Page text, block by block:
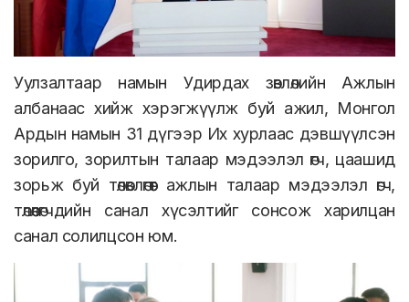
Уулзалтаар намын Удирдах зөвлөлийн Ажлын
албанаас хийж хэрэгжүүлж буй ажил, Монгол
Ардын намын 31 дүгээр Их хурлаас дэвшүүлсэн
зорилго, зорилтын талаар мэдээлэл өгч, цаашид
зорьж буй төлөвлөгөөт ажлын талаар мэдээлэл өгч,
төлөөлөгчдийн санал хүсэлтийг сонсож харилцан
санал солилцсон юм.